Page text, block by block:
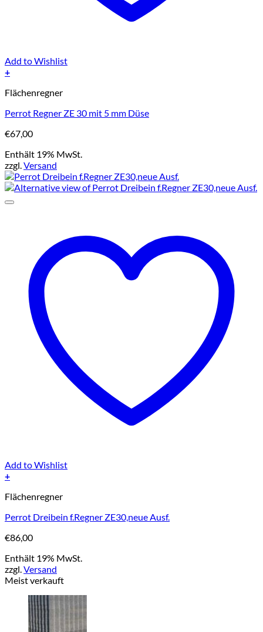
Add to Wishlist
+
Flächenregner
Perrot Regner ZE 30 mit 5 mm Düse
€67,00
Enthält 19% MwSt.
zzgl.Versand
Add to Wishlist
+
Flächenregner
Perrot Dreibein f.Regner ZE30,neue Ausf.
€86,00
Enthält 19% MwSt.
zzgl.Versand
Meist verkauft